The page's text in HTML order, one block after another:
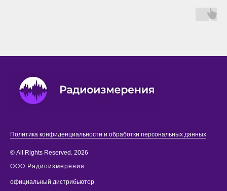
Политика конфиденциальности и обработки персональных данных
© All Rights Reserved. 2026
ООО Радиоизмерения
официальный дистрибьютор